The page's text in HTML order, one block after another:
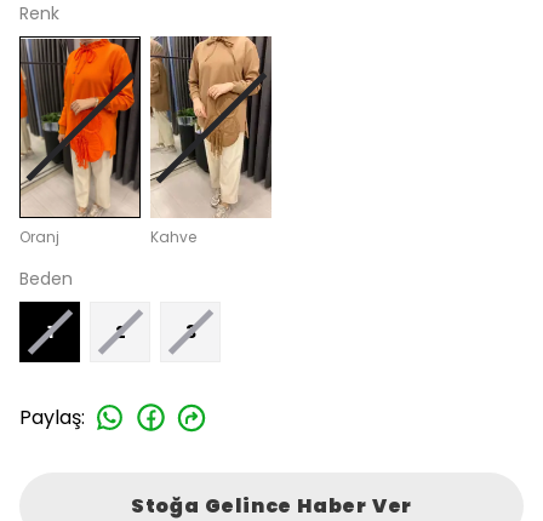
Renk
Oranj Kahve
Beden
1 2 3
Paylaş:
Stoğa Gelince Haber Ver